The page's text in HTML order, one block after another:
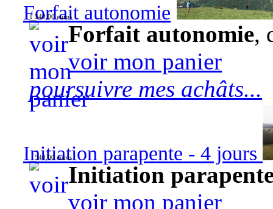
Forfait autonomie
1 340,00 euros
Forfait autonomie,
voir mon panier
poursuivre mes achâts...
Initiation parapente - 4 jours
540,00 euros
Initiation
voir mon panier